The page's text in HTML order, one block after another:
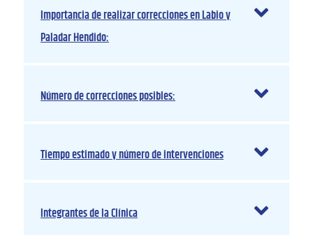
Importancia de realizar correcciones en Labio y
Paladar Hendido:
Número de correcciones posibles:
Tiempo estimado y número de intervenciones
Integrantes de la Clínica